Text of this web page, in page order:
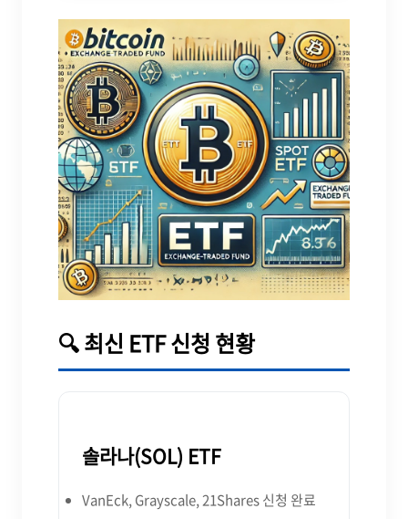
🔍 최신 ETF 신청 현황
솔라나(SOL) ETF
VanEck, Grayscale, 21Shares 신청 완료